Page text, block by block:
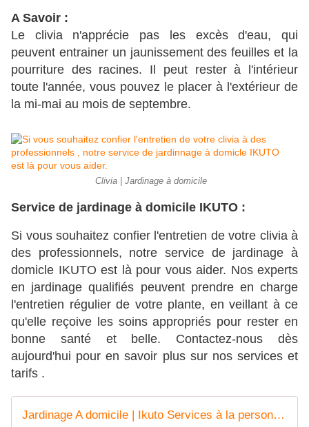
A Savoir :
Le clivia n'apprécie pas les excès d'eau, qui
peuvent entrainer un jaunissement des feuilles et la
pourriture des racines. Il peut rester à l'intérieur
toute l'année, vous pouvez le placer à l'extérieur de
la mi-mai au mois de septembre.
Clivia | Jardinage à domicile
Service de jardinage à domicile IKUTO :
Si vous souhaitez confier l'entretien de votre clivia à
des professionnels, notre service de jardinage à
domicle IKUTO est là pour vous aider. Nos experts
en jardinage qualifiés peuvent prendre en charge
l'entretien régulier de votre plante, en veillant à ce
qu'elle reçoive les soins appropriés pour rester en
bonne santé et belle. Contactez-nous dès
aujourd'hui pour en savoir plus sur nos services et
tarifs .
Jardinage A domicile | Ikuto Services à la personne | Paris 75013